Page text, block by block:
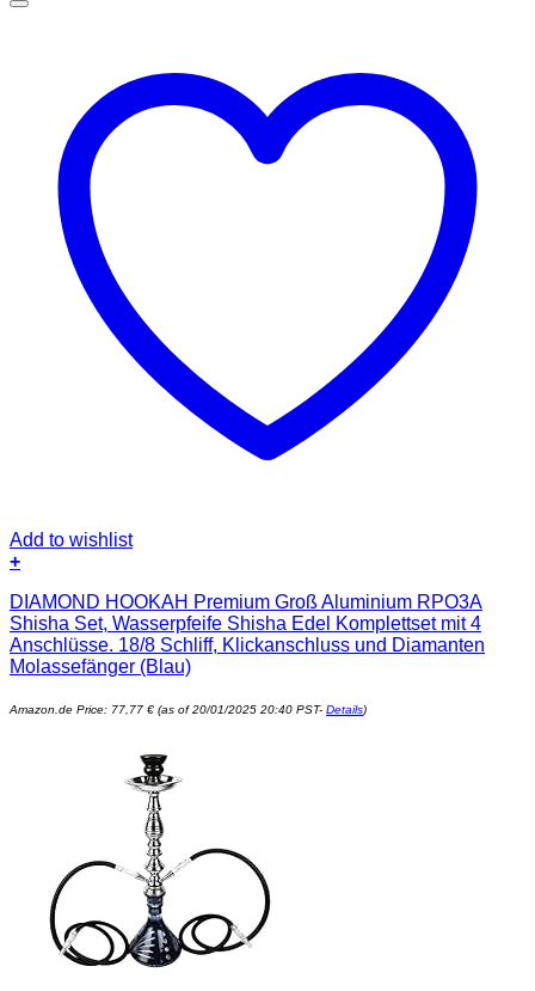
Add to wishlist
+
DIAMOND HOOKAH Premium Groß Aluminium RPO3A
Shisha Set, Wasserpfeife Shisha Edel Komplettset mit 4
Anschlüsse. 18/8 Schliff, Klickanschluss und Diamanten
Molassefänger (Blau)
Amazon.de Price: 77,77 € (as of 20/01/2025 20:40 PST- Details)